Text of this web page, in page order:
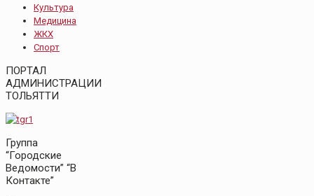
Культура
Медицина
ЖКХ
Спорт
ПОРТАЛ
АДМИНИСТРАЦИИ
ТОЛЬЯТТИ
Группа
“Городские
Ведомости” “В
Контакте”